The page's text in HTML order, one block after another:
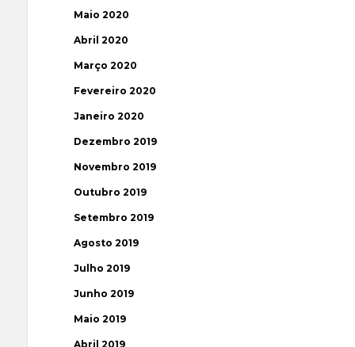
Maio 2020
Abril 2020
Março 2020
Fevereiro 2020
Janeiro 2020
Dezembro 2019
Novembro 2019
Outubro 2019
Setembro 2019
Agosto 2019
Julho 2019
Junho 2019
Maio 2019
Abril 2019